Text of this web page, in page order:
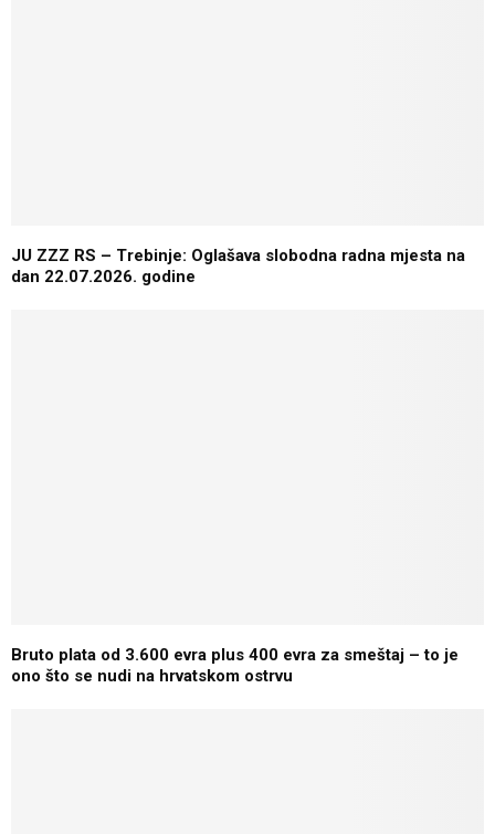
JU ZZZ RS – Trebinje: Oglašava slobodna radna mjesta na
dan 22.07.2026. godine
Bruto plata od 3.600 evra plus 400 evra za smeštaj – to je
ono što se nudi na hrvatskom ostrvu